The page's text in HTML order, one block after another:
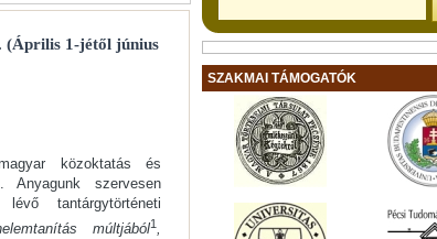
(Április 1-jétől június
közoktatás és
Anyagunk szervesen
lévő tantárgytörténeti
múltjából1,
SZAKMAI TÁMOGATÓK